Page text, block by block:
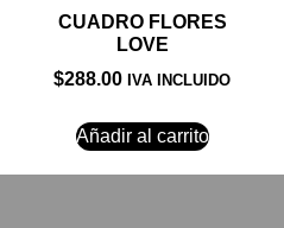
CUADRO FLORES
LOVE
$288.00 IVA INCLUIDO
Añadir al carrito